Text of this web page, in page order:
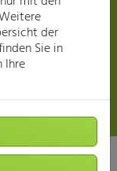
der
Sie in
Ihre